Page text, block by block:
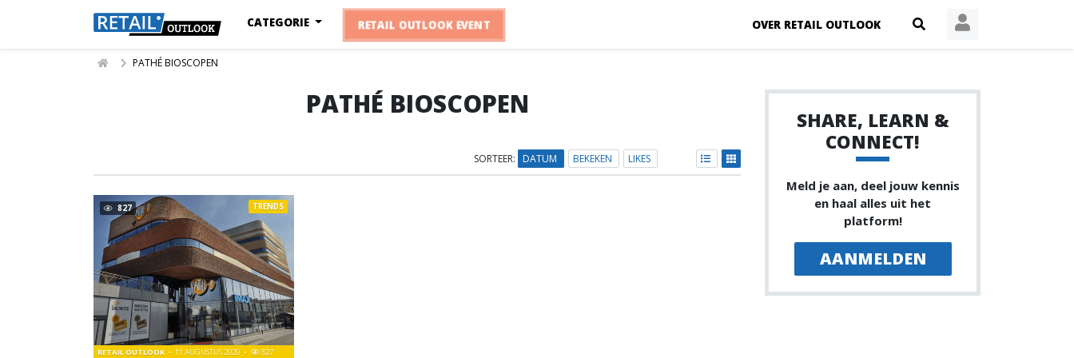
OVER RETAIL OUTLOOK
CATEGORIE RETAIL OUTLOOK EVENT
PATHÉ BIOSCOPEN
PATHÉ BIOSCOPEN
SORTEER: DATUM BEKEKEN LIKES
827
RETAIL OUTLOOK 11 AUGUSTUS 2020 827
TRENDS
SHARE, LEARN &
CONNECT!
Meld je aan, deel jouw kennis
en haal alles uit het
platform!
AANMELDEN